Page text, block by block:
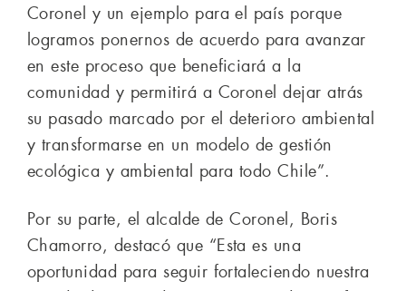
Coronel y un ejemplo para el país porque
logramos ponernos de acuerdo para avanzar
en este proceso que beneficiará a la
comunidad y permitirá a Coronel dejar atrás
su pasado marcado por el deterioro ambiental
y transformarse en un modelo de gestión
ecológica y ambiental para todo Chile”.
Por su parte, el alcalde de Coronel, Boris
Chamorro, destacó que “Esta es una
oportunidad para seguir fortaleciendo nuestra